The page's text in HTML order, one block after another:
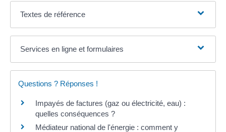
Textes de référence
Services en ligne et formulaires
Questions ? Réponses !
Impayés de factures (gaz ou électricité, eau) :
quelles conséquences ?
Médiateur national de l'énergie : comment y